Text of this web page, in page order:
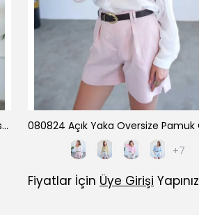
080822 Geniş Yaka Metal Düğmeli Kolsuz Gömlek
+7
Fiyatlar İçin Üye Girişi Yapınız